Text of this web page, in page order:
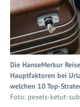
Die HanseMerkur
Hauptfaktoren bei
welchen 10 Top-
Foto: pexels-ketut-